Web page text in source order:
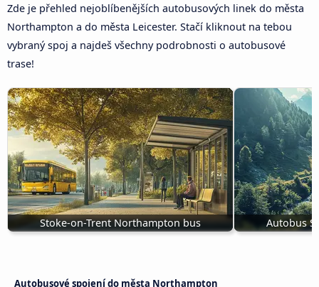
Zde je přehled nejoblíbenějších autobusových linek do města
Northampton a do města Leicester. Stačí kliknout na tebou
vybraný spoj a najdeš všechny podrobnosti o autobusové
trase!
Stoke-on-Trent Northampton bus Autobus
Autobusové spojení do města Northampton